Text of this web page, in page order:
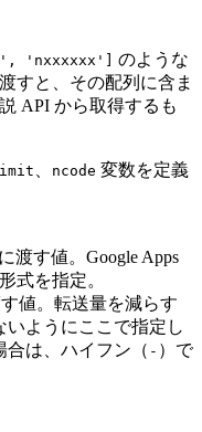
'nxxxxxx']
のような
すと、その配列に含ま
API から取得するも
ncode 変数を定義
渡す値。Google Apps
式を指定。
値。転送量を減らす
ようにここで指定し
合は、ハイフン（ - ）で